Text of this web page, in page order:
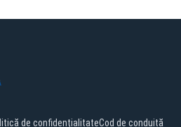
de confidențialitateCod de conduită